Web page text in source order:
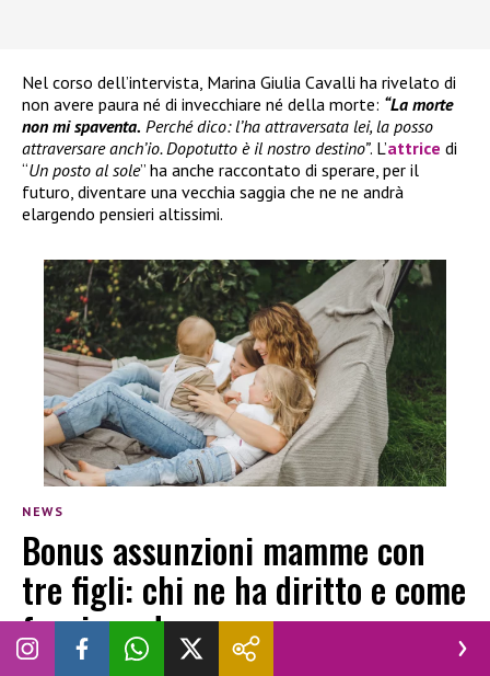
Nel corso dell’intervista, Marina Giulia Cavalli ha rivelato di
non avere paura né di invecchiare né della morte: “La morte
non mi spaventa. Perché dico: l’ha attraversata lei, la posso
attraversare anch’io. Dopotutto è il nostro destino”. L’attrice di
“Un posto al sole” ha anche raccontato di sperare, per il
futuro, diventare una vecchia saggia che ne ne andrà
elargendo pensieri altissimi.
NEWS
Bonus assunzioni mamme con
tre figli: chi ne ha diritto e come
funziona davvero